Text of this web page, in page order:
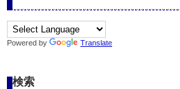
Powered by Translate
検索